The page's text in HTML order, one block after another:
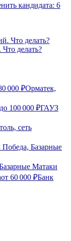
кандидата: 6
делать?
000 ₽Орматек,
до 100 000 ₽ГАУЗ
сеть
Базарные
Матаки
от 60 000 ₽Банк